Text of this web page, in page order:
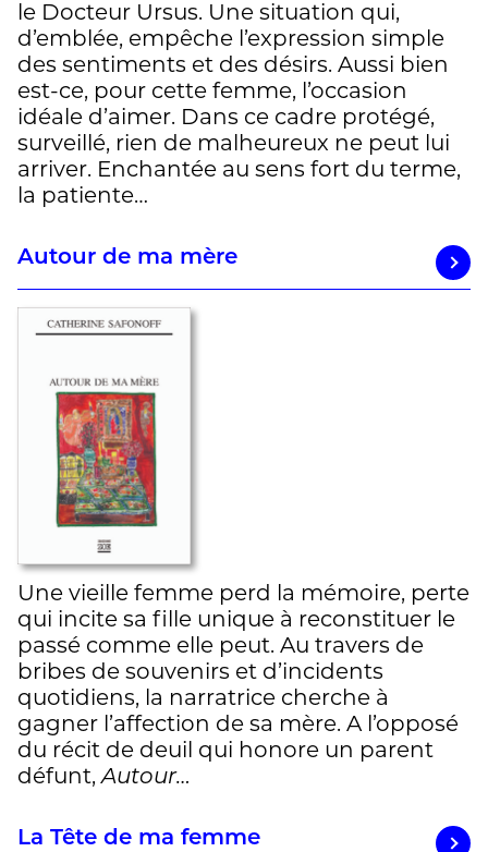
le Docteur Ursus. Une situation qui,
d’emblée, empêche l’expression simple
des sentiments et des désirs. Aussi bien
est-ce, pour cette femme, l’occasion
idéale d’aimer. Dans ce cadre protégé,
surveillé, rien de malheureux ne peut lui
arriver. Enchantée au sens fort du terme,
la patiente…
Autour de ma mère
Une vieille femme perd la mémoire, perte
qui incite sa fille unique à reconstituer le
passé comme elle peut. Au travers de
bribes de souvenirs et d’incidents
quotidiens, la narratrice cherche à
gagner l’affection de sa mère. A l’opposé
du récit de deuil qui honore un parent
défunt,Autour…
La Tête de ma femme